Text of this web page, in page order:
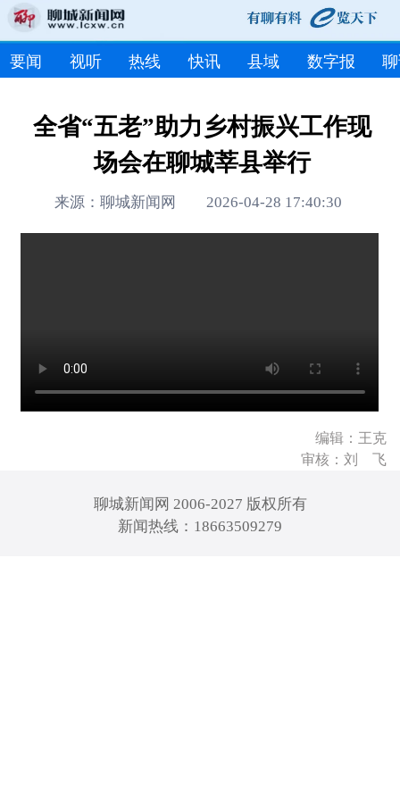
要闻 视听 热线 快讯 县域 数字报
全省“五老”助力乡村振兴工作现
场会在聊城莘县举行
来源：聊城新闻网 2026-04-28 17:40:30
编辑：王克
审核：刘 飞
聊城新闻网 2006-2027 版权所有
新闻热线：18663509279